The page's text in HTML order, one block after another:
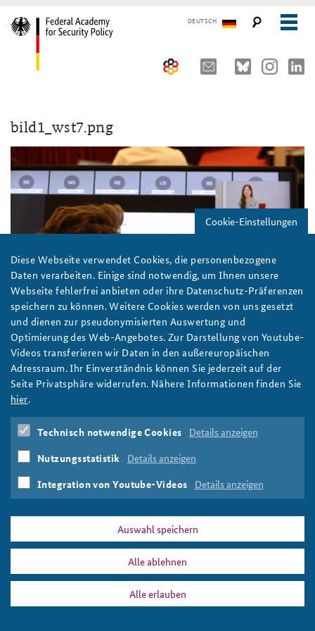
DEUTSCH
Advisory Board
Organisation
The Association of Friends
Partners
Young Leaders in Security Policy
Directions
Seminars, Conferences and Events
Security Policy Course for Senior Officials
Core Course on Security Policy
German Forum on Security Policy
Public Events
Further Events
Working Papers
bild1_wst7.png
Eine Person blickt bei einer Videokonferenz auf einen Monitor
Foto: BAKS
Cookie-Einstellungen
Diese Webseite verwendet Cookies, die personenbezogene
Daten verarbeiten. Einige sind notwendig, um Ihnen unsere
Webseite fehlerfrei anbieten oder ihre Datenschutz-Präferenzen
speichern zu können. Weitere Cookies werden von uns gesetzt
und dienen zur pseudonymisierten Auswertung und
Optimierung des Web-Angebotes. Zur Darstellung von Youtube-
Videos transferieren wir Daten in den außereuropäischen
Adressraum. Ihr Einverständnis können Sie jederzeit auf der
Seite Privatsphäre widerrufen. Nähere Informationen finden Sie
hier.
Technisch notwendige Cookies Details anzeigen
Nutzungsstatistik Details anzeigen
Integration von Youtube-Videos Details anzeigen
Auswahl speichern
Alle ablehnen
Alle erlauben